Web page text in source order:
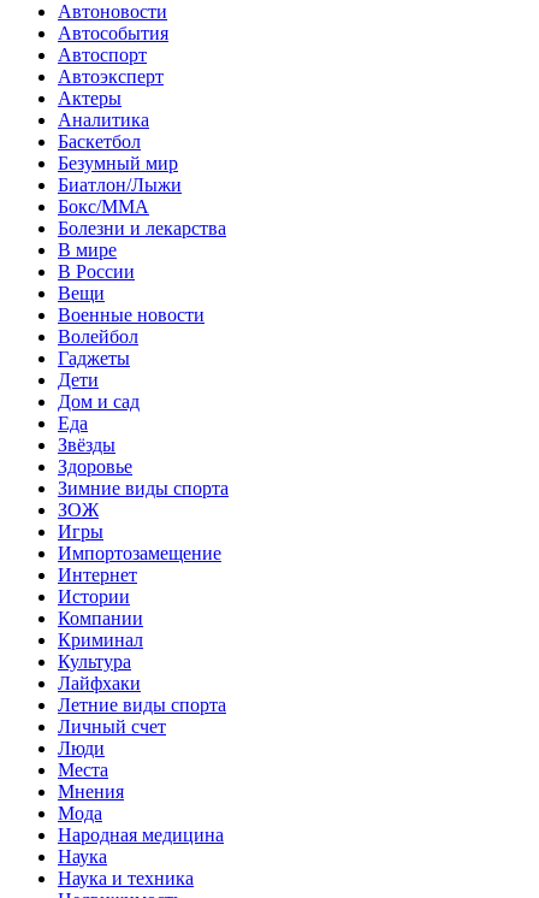
Автоновости
Автособытия
Автоспорт
Автоэксперт
Актеры
Аналитика
Баскетбол
Безумный мир
Биатлон/Лыжи
Бокс/MMA
Болезни и лекарства
В мире
В России
Вещи
Военные новости
Волейбол
Гаджеты
Дети
Дом и сад
Еда
Звёзды
Здоровье
Зимние виды спорта
ЗОЖ
Игры
Импортозамещение
Интернет
Истории
Компании
Криминал
Культура
Лайфхаки
Летние виды спорта
Личный счет
Люди
Места
Мнения
Мода
Народная медицина
Наука
Наука и техника